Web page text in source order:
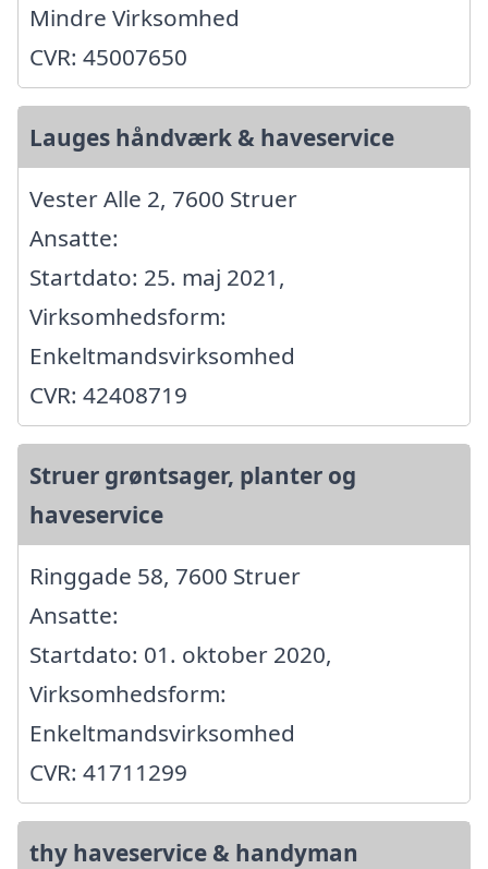
Mindre Virksomhed
CVR: 45007650
Lauges håndværk & haveservice
Vester Alle 2, 7600 Struer
Ansatte:
Startdato: 25. maj 2021,
Virksomhedsform:
Enkeltmandsvirksomhed
CVR: 42408719
Struer grøntsager, planter og
haveservice
Ringgade 58, 7600 Struer
Ansatte:
Startdato: 01. oktober 2020,
Virksomhedsform:
Enkeltmandsvirksomhed
CVR: 41711299
thy haveservice & handyman